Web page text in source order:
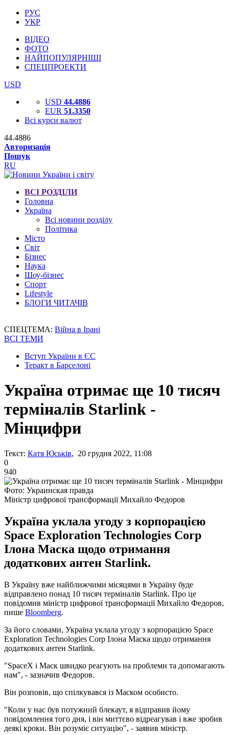
РУС
УКР
ВІДЕО
ФОТО
НАЙПОПУЛЯРНІШІ
СПЕЦПРОЕКТИ
USD
USD 44.4886
EUR 51.3350
Всі курси валют
44.4886
Авторизація
Пошук
RU
ВСІ РОЗДІЛИ
Головна
Україна
Всі новини розділу
Політика
Місто
Світ
Бізнес
Наука
Шоу-бізнес
Спорт
Lifestyle
БЛОГИ ЧИТАЧІВ
СПЕЦТЕМА: Війна в Ірані
ВСІ ТЕМИ
Вступ України в ЄС
Теракт в Барселоні
Україна отримає ще 10 тисяч
терміналів Starlink -
Мінцифри
Текст: Катя Юськів, 20 грудня 2022, 11:08
0
940
Фото: Украинская правда
Міністр цифрової трансформації Михайло Федоров
Україна уклала угоду з корпорацією
Space Exploration Technologies Corp
Ілона Маска щодо отримання
додаткових антен Starlink.
В Україну вже найближчими місяцями в Україну буде
відправлено понад 10 тисяч терміналів Starlink. Про це
повідомив міністр цифрової трансформації Михайло Федоров,
пише Bloomberg.
За його словами, Україна уклала угоду з корпорацією Space
Exploration Technologies Corp Ілона Маска щодо отримання
додаткових антен Starlink.
"SpaceX і Маск швидко реагують на проблеми та допомагають
нам", - зазначив Федоров.
Він розповів, що спілкувався із Маском особисто.
"Коли у нас був потужний блекаут, я відправив йому
повідомлення того дня, і він миттєво відреагував і вже зробив
деякі кроки. Він розуміє ситуацію", - заявив міністр.